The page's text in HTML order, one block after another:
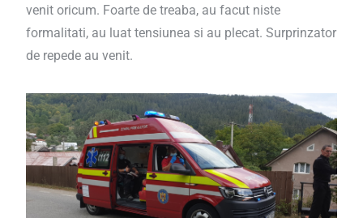
venit oricum. Foarte de treaba, au facut niste
formalitati, au luat tensiunea si au plecat. Surprinzator
de repede au venit.